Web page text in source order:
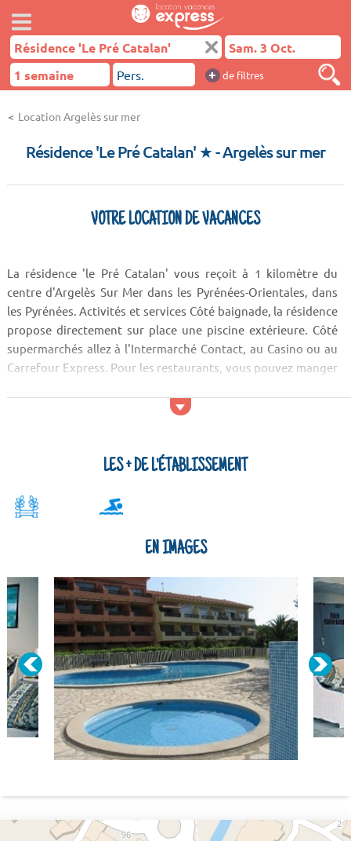
+ de filtres
Location Argelès sur mer
Résidence 'Le Pré Catalan' ★- Argelès sur mer
VOTRE LOCATION DE VACANCES
La résidence 'le Pré Catalan' vous reçoit à 1 kilomètre du
centre d'Argelès Sur Mer dans les Pyrénées-Orientales, dans
les Pyrénées. Activités et services Côté baignade, la résidence
propose directement sur place une piscine extérieure. Côté
supermarchés allez à l'Intermarché Contact, au Casino ou au
Carrefour Express. Pour les restaurants, vous pouvez manger
LES + DE L'ÉTABLISSEMENT
EN IMAGES